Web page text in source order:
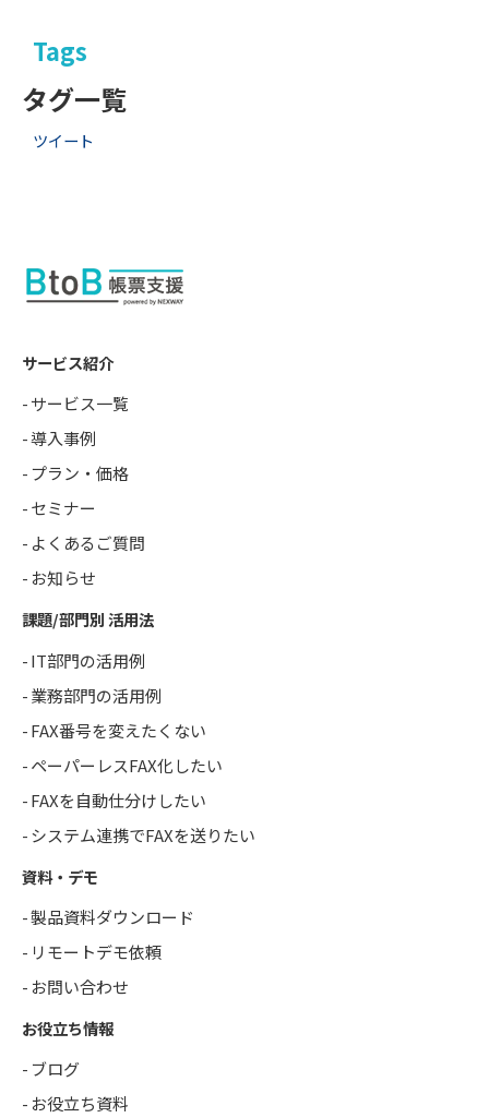
Tags
タグ一覧
ツイート
サービス紹介
サービス一覧
導入事例
プラン・価格
セミナー
よくあるご質問
お知らせ
課題/部門別 活用法
IT部門の活用例
業務部門の活用例
FAX番号を変えたくない
ペーパーレスFAX化したい
FAXを自動仕分けしたい
システム連携でFAXを送りたい
資料・デモ
製品資料ダウンロード
リモートデモ依頼
お問い合わせ
お役立ち情報
ブログ
お役立ち資料